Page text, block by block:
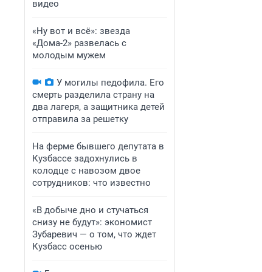
видео
«Ну вот и всё»: звезда
«Дома-2» развелась с
молодым мужем
У могилы педофила. Его
смерть разделила страну на
два лагеря, а защитника детей
отправила за решетку
На ферме бывшего депутата в
Кузбассе задохнулись в
колодце с навозом двое
сотрудников: что известно
«В добыче дно и стучаться
снизу не будут»: экономист
Зубаревич — о том, что ждет
Кузбасс осенью